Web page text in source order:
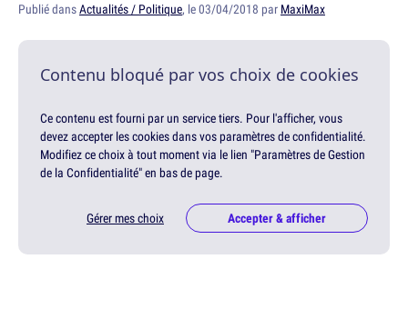
Publié dansActualités / Politique, le 03/04/2018 par MaxiMax
Contenu bloqué par vos choix de cookies
Ce contenu est fourni par un service tiers. Pour l'afficher, vous
devez accepter les cookies dans vos paramètres de confidentialité.
Modifiez ce choix à tout moment via le lien "Paramètres de Gestion
de la Confidentialité" en bas de page.
Gérer mes choix Accepter & afficher